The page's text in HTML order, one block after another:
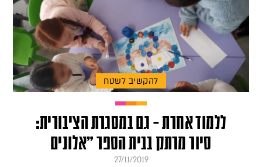
להקשיב לשטח
ללמוד אחרת – גם במסגרת הציבורית:
סיור מרתק בבית הספר "אלונים
27/11/2019